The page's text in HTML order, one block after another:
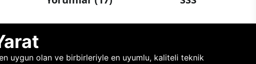
uygun olan ve birbirleriyle en uyumlu, kaliteli teknik